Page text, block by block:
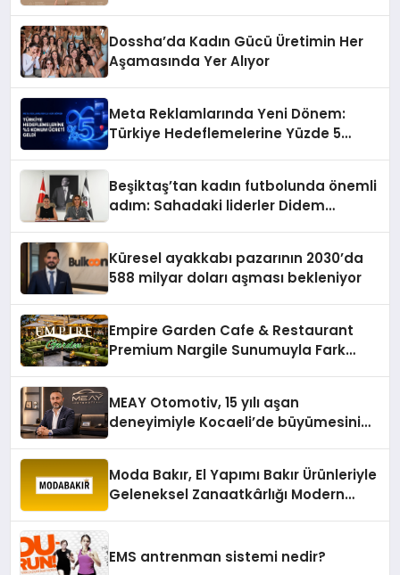
Dossha’da Kadın Gücü Üretimin Her
Aşamasında Yer Alıyor
Meta Reklamlarında Yeni Dönem:
Türkiye Hedeflemelerine Yüzde 5
Beşiktaş’tan kadın futbolunda önemli
adım: Sahadaki liderler Didem
Küresel ayakkabı pazarının 2030’da
588 milyar doları aşması bekleniyor
Empire Garden Cafe & Restaurant
Premium Nargile Sunumuyla Fark
MEAY Otomotiv, 15 yılı aşan
deneyimiyle Kocaeli’de büyümesini
Moda Bakır, El Yapımı Bakır Ürünleriyle
Geleneksel Zanaatkârlığı Modern
EMS antrenman sistemi nedir?